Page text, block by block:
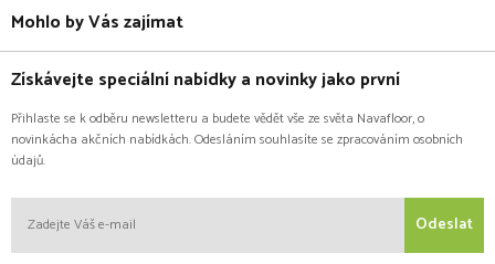
Mohlo by Vás zajímat
Získávejte speciální nabídky a novinky jako první
Přihlaste se k odběru newsletteru a budete vědět vše ze světa Navafloor, o
novinkácha akčních nabídkách. Odesláním souhlasíte se zpracováním osobních
údajů.
Odeslat